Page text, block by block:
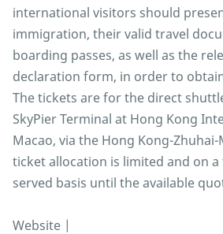
international visitors should
immigration, their valid travel
boarding passes, as well as the
declaration form, in order to
The tickets are for the direct
SkyPier Terminal at Hong Kong
Macao, via the Hong Kong-Zhuhai-
ticket allocation is limited and on
served basis until the available
Website |